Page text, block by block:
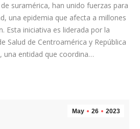
suramérica, han unido fuerzas para
una epidemia que afecta a millones
Esta iniciativa es liderada por la
Salud de Centroamérica y República
una entidad que coordina…
May 26 2023